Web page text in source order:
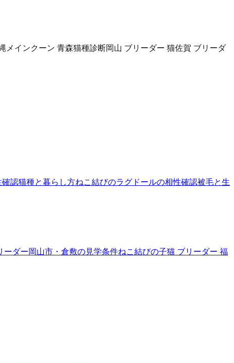
メインクーン 青森猫種診断岡山 ブリーダー 猫佐賀 ブリーダ
確認猫種と暮らし方ねこ結びのラグドールの相性確認被毛と生
ーダー岡山市・倉敷の見学条件ねこ結びの子猫 ブリーダー 福